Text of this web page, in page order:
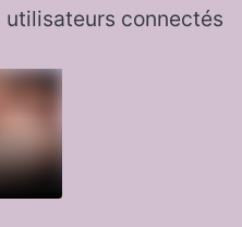
utilisateurs connectés